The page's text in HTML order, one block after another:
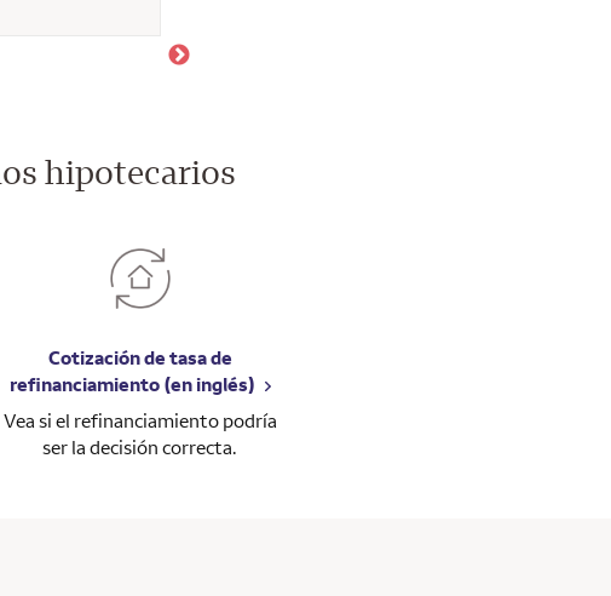
hipotecarios
Cotización de tasa de
refinanciamiento (en inglés)
Vea si el refinanciamiento podría
ser la decisión correcta.